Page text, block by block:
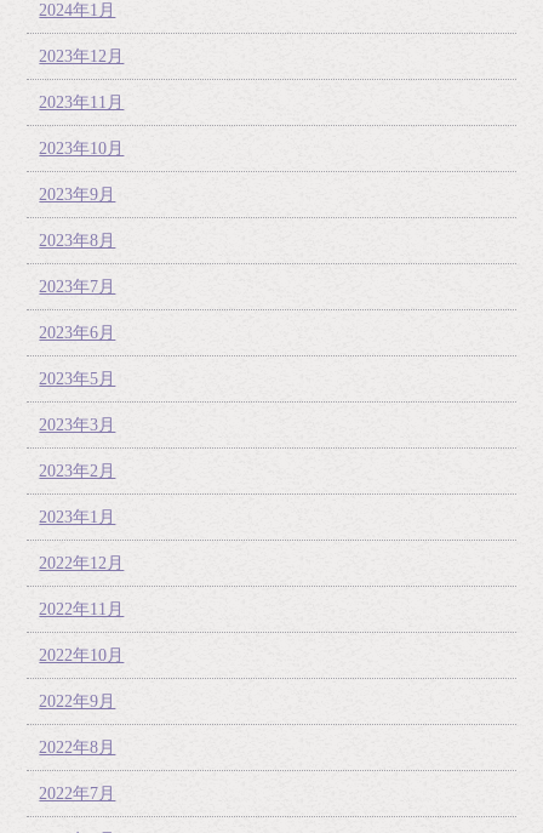
2024年1月
2023年12月
2023年11月
2023年10月
2023年9月
2023年8月
2023年7月
2023年6月
2023年5月
2023年3月
2023年2月
2023年1月
2022年12月
2022年11月
2022年10月
2022年9月
2022年8月
2022年7月